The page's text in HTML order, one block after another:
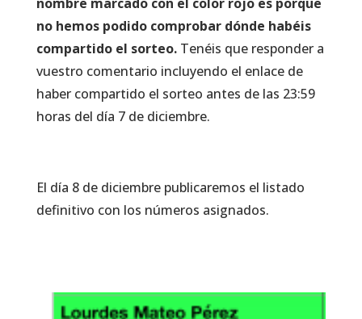
no hemos podido comprobar dónde habéis
compartido el sorteo. Tenéis que responder a
vuestro comentario incluyendo el enlace de
haber compartido el sorteo antes de las 23:59
horas del día 7 de diciembre.
El día 8 de diciembre publicaremos el listado
definitivo con los números asignados.